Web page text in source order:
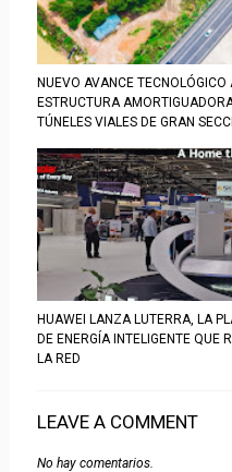
NUEVO AVANCE TECNOLÓGICO
ESTRUCTURA
TÚNELES VIALES DE GRAN
HUAWEI LANZA LUTERRA, LA
DE ENERGÍA INTELIGENTE QUE
LA RED
LEAVE A COMMENT
No hay comentarios.